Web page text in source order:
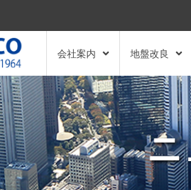
会社案内 地盤改良